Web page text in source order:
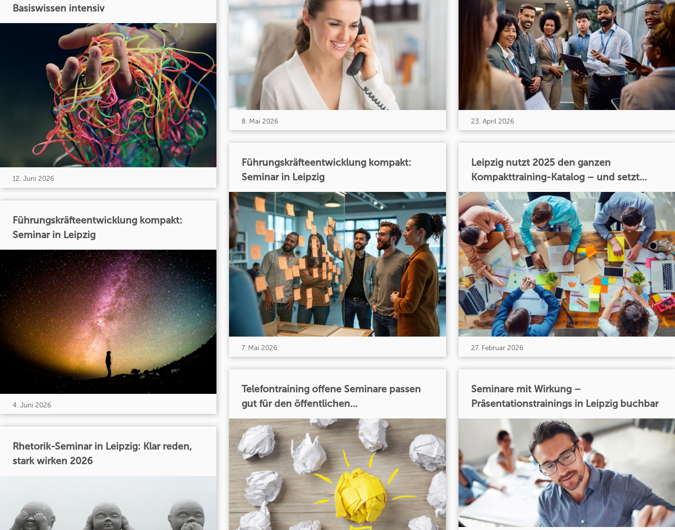
Basiswissen intensiv
12. Juni 2026
Führungskräfteentwicklung kompakt:
Seminar in Leipzig
4. Juni 2026
Rhetorik-Seminar in Leipzig: Klar reden,
stark wirken 2026
8. Mai 2026
Führungskräfteentwicklung kompakt:
Seminar in Leipzig
7. Mai 2026
Telefontraining offene Seminare passen
gut für den öffentlichen...
23. April 2026
Leipzig nutzt 2025 den ganzen
Kompakttraining-Katalog – und setzt...
27. Februar 2026
Seminare mit Wirkung –
Präsentationstrainings in Leipzig buchbar